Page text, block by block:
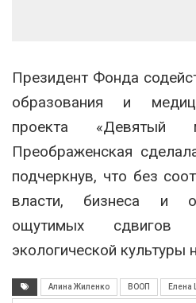
Президент Фонда
образования и
проекта «Девятый
Преображенская
подчеркнув, что без
власти, бизнеса и
ощутимых сдвигов
экологической культуры
Алина Жиленко ВООП Елена